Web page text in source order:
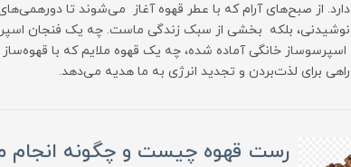
دارد. از صبح‌های آرام که با عطر قهوه آغاز می‌شوند تا
نوشیدنی، بلکه بخشی از سبک زندگی ماست. چه یک فنجان
اسپرسوساز خانگی آماده شده، چه یک قهوه ملایم که با
راهی برای لذت‌بردن و تجدید انرژی به ما هدیه می‌دهد.
رست قهوه چیست و چگونه انجام